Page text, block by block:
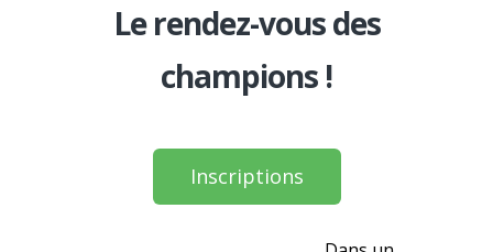
Le rendez-vous des
champions !
Inscriptions